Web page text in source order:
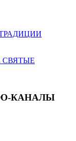
СВЯТЫЕ
КАНАЛЫ